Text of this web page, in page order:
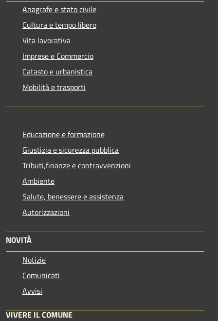
Anagrafe e stato civile
Cultura e tempo libero
Vita lavorativa
Imprese e Commercio
Catasto e urbanistica
Mobilità e trasporti
Educazione e formazione
Giustizia e sicurezza pubblica
Tributi,finanze e contravvenzioni
Ambiente
Salute, benessere e assistenza
Autorizzazioni
NOVITÀ
Notizie
Comunicati
Avvisi
VIVERE IL COMUNE